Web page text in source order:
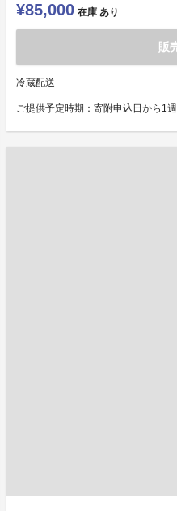
¥85,000 在庫 あり
販
冷蔵配送
ご提供予定時期：寄附申込日から1